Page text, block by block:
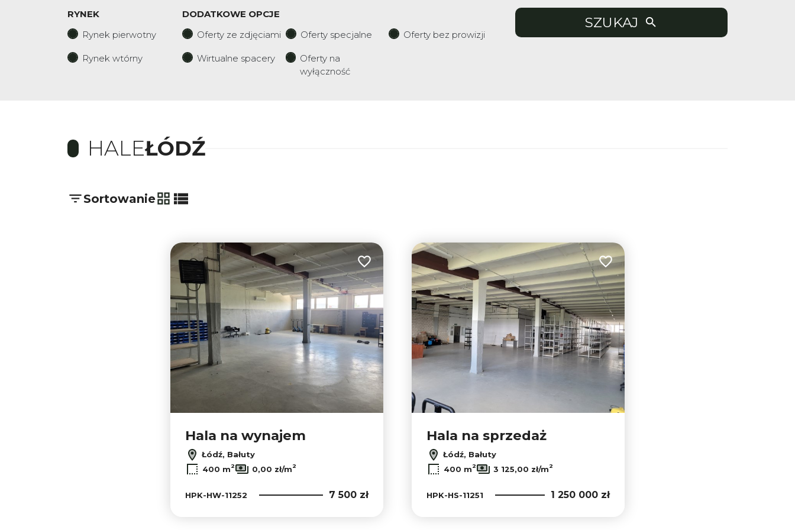
RYNEK
Rynek pierwotny
Rynek wtórny
DODATKOWE OPCJE
Oferty ze zdjęciami
Oferty specjalne Oferty bez prowizji
Wirtualne spacery
Oferty na
wyłączność
SZUKAJ
HALEŁÓDŹ
Sortowanie
tabela
lista
Dodaj do ulubionych
Hala na wynajem
Łódź, Bałuty
400 m2 0,00 zł/m2
HPK-HW-11252 7 500 zł
Dodaj do ulubionych
Hala na sprzedaż
Łódź, Bałuty
400 m2 3 125,00 zł/m2
HPK-HS-11251 1 250 000 zł